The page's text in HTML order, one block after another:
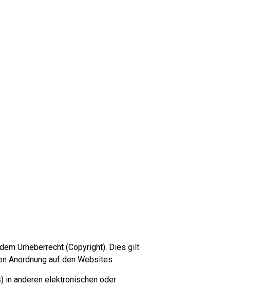
Urheberrecht (Copyright). Dies gilt
Anordnung auf den Websites.
in anderen elektronischen oder